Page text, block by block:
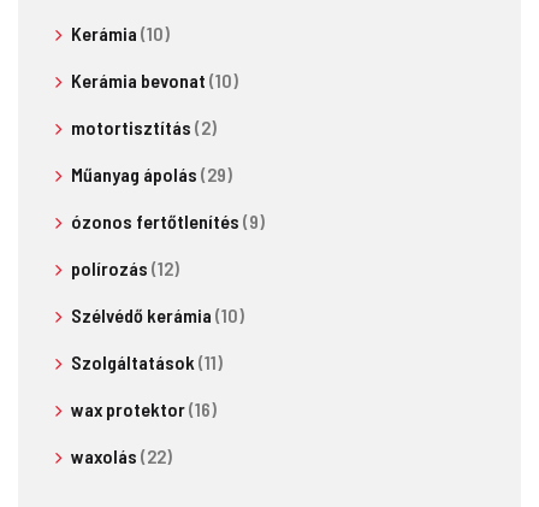
Kerámia (10)
Kerámia bevonat (10)
motortisztítás (2)
Műanyag ápolás (29)
ózonos fertőtlenítés (9)
polírozás (12)
Szélvédő kerámia (10)
Szolgáltatások (11)
wax protektor(16)
waxolás (22)